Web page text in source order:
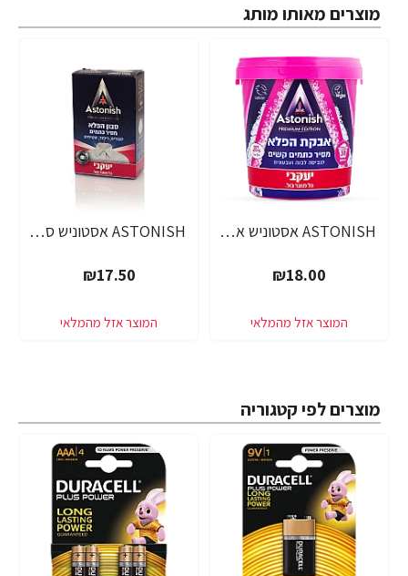
מוצרים מאותו מותג
ASTONISH אסטוניש אבקת הפלא מסיר כתמים קשים משקל 825 גרם - מבית יעקבי
₪18.00
ASTONISH אסטוניש סבון הפלא מסיר כתמים משקל 75 גרם - מבית יעקבי
₪17.50
מוצרים לפי קטגוריה